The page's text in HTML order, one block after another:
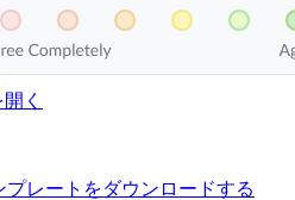
く
プレートをダウンロードする